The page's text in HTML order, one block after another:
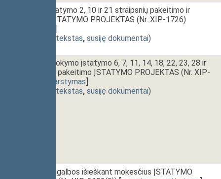
Statybos įstatymo 2, 10 ir 21 straipsnių pakeitimo ir
papildymo ĮSTATYMO PROJEKTAS (Nr. XIP-1726)
dokumento tekstas, susiję dokumentai)
Profesinio mokymo įstatymo 6, 7, 11, 14, 18, 22, 23, 28 ir
31 straipsnių pakeitimo ĮSTATYMO PROJEKTAS (Nr. XIP-
svarstymas]
dokumento tekstas, susiję dokumentai)
Savitarpio pagalbos išieškant mokesčius ĮSTATYMO